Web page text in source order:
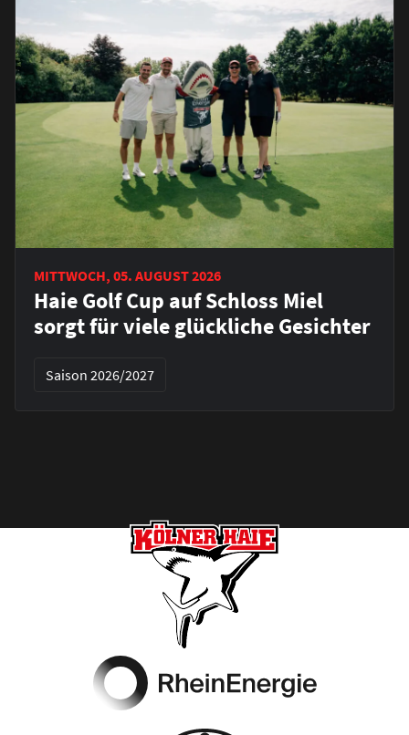
MITTWOCH, 05. AUGUST 2026
Haie Golf Cup auf Schloss Miel
sorgt für viele glückliche Gesichter
Saison 2026/2027